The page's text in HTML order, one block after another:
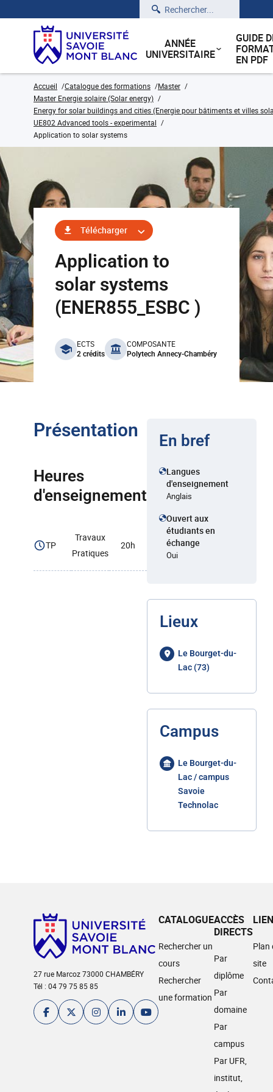
Rechercher
ANNÉE
UNIVERSITAIRE
GUIDE
EN PDF
Accueil Catalogue des formations
Master
Master Energie solaire (Solar energy)
Energy for solar buildings and cities (Energie pour bâtiments et villes
UE802 Advanced tools - experimental
Application to solar systems
Télécharger
Application to
solar systems
(ENER855_ESBC )
benefits
ECTS
2 crédits
COMPOSANTE
Polytech Annecy-Chambéry
Présentation
Heures
d'enseignement
TP
Travaux
Pratiques
20h
En bref
Langues
d'enseignement
Anglais
Ouvert aux
étudiants en
échange
Oui
Lieux
Le Bourget-du-
Lac (73)
Campus
Le Bourget-du-
Lac / campus
Savoie
Technolac
27 rue Marcoz 73000 CHAMBÉRY
Tél : 04 79 75 85 85
CATALOGUE
Rechercher un
cours
Rechercher
une formation
ACCÈS
DIRECTS
Par
diplôme
Par
domaine
Par
campus
Par UFR,
institut,
Plan
site